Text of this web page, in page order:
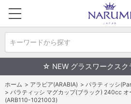
キーワードから探す
☆ NEW グラスワークス
ホーム > アラビア(ARABIA) > パラティッシ
> パラティッシ マグカップ(ブラック) 240cc
(ARB110-1021003)